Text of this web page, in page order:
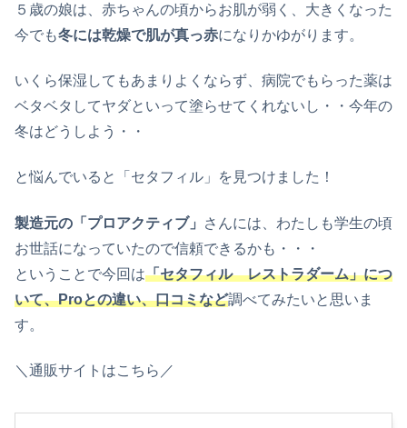
５歳の娘は、赤ちゃんの頃からお肌が弱く、大きくなった
今でも冬には乾燥で肌が真っ赤になりかゆがります。
いくら保湿してもあまりよくならず、病院でもらった薬は
ベタベタしてヤダといって塗らせてくれないし・・今年の
冬はどうしよう・・
と悩んでいると「セタフィル」を見つけました！
製造元の「プロアクティブ」
さんには、わたしも学生の頃
お世話になっていたので信頼できるかも・・・
ということで今回は「セタフィル レストラダーム」につ
いて、Proとの違い、口コミなど調べてみたいと思いま
す。
＼通販サイトはこちら／